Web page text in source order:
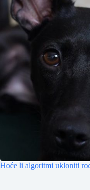
Hoće li algoritmi ukloniti